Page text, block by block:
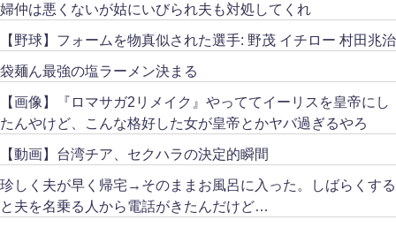
婦仲は悪くないが姑にいびられ夫も対処してくれ
【野球】フォームを物真似された選手: 野茂 イチロー 村田兆治
袋麺ん最強の塩ラーメン決まる
【画像】『ロマサガ2リメイク』やっててイーリスを皇帝にし
たんやけど、こんな格好した女が皇帝とかヤバ過ぎるやろ
【動画】台湾チア、セクハラの決定的瞬間
珍しく夫が早く帰宅→そのままお風呂に入った。しばらくする
と夫を名乗る人から電話がきたんだけど…